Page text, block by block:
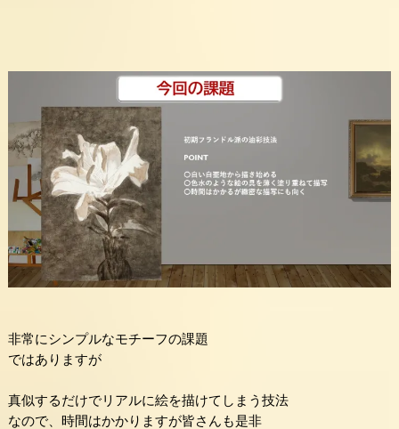
非常にシンプルなモチーフの課題
ではありますが
真似するだけでリアルに絵を描けてしまう技法
なので、時間はかかりますが皆さんも是非